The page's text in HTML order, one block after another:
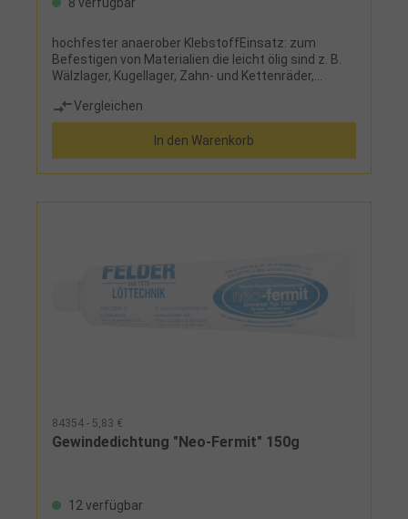
hochfester anaerober KlebstoffEinsatz: zum
Befestigen von Materialien die leicht ölig sind z. B.
Wälzlager, Kugellager, Zahn- und Kettenräder,
ölimprägnierten Buchsen
Vergleichen
In den Warenkorb
84354 - 5,83 €
Gewindedichtung "Neo-Fermit" 150g
12 verfügbar